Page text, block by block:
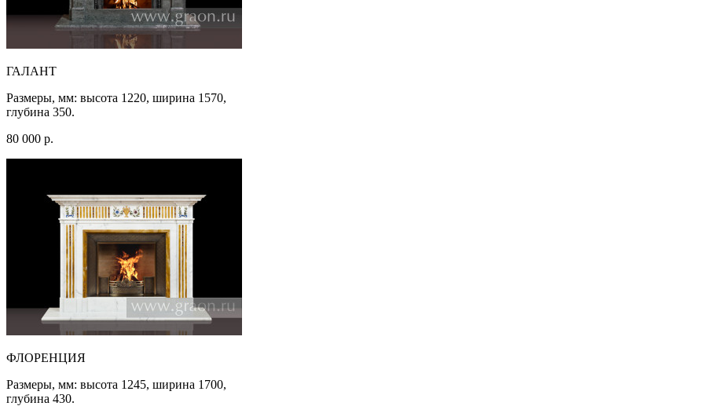
ГАЛАНТ
Размеры, мм: высота 1220, ширина 1570,
глубина 350.
80 000 р.
ФЛОРЕНЦИЯ
Размеры, мм: высота 1245, ширина 1700,
глубина 430.